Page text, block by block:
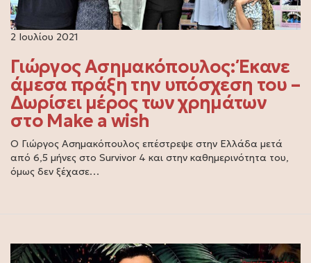
2 Ιουλίου 2021
Γιώργος Ασημακόπουλος: Έκανε
άμεσα πράξη την υπόσχεση του –
Δωρίσει μέρος των χρημάτων
στο Make a wish
Ο Γιώργος Ασημακόπουλος επέστρεψε στην Ελλάδα μετά
από 6,5 μήνες στο Survivor 4 και στην καθημερινότητα του,
όμως δεν ξέχασε…